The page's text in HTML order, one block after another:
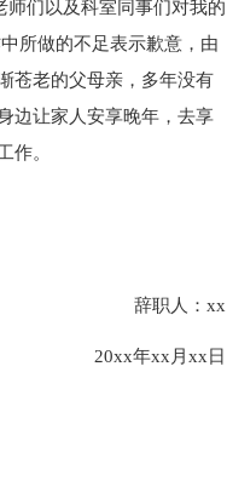
们以及科室同事们对我的
所做的不足表示歉意，由
苍老的父母亲，多年没有
边让家人安享晚年，去享
作。
辞职人：xx
20xx年xx月xx日